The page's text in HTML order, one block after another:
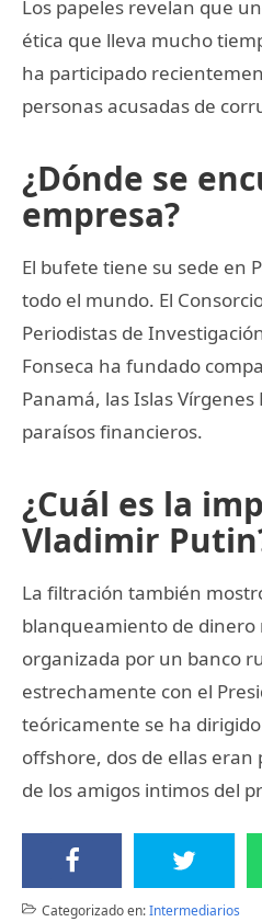
Los papeles revelan que
ética que lleva mucho
ha participado
personas acusadas de
¿Dónde se
empresa?
El bufete tiene su sede en
todo el mundo. El
Periodistas de
Fonseca ha fundado
Panamá, las Islas
paraísos financieros.
¿Cuál es la
Vladimir
La filtración también
blanqueamiento de
organizada por un banco
estrechamente con el
teóricamente se ha
offshore, dos de ellas
de los amigos intimos del
Categorizado en:Intermediarios